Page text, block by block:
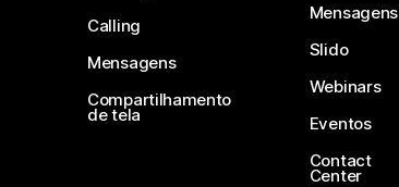
Calling
Mensagens
Compartilhamento
de tela
Mensagens
Slido
Webinars
Eventos
Contact
Center